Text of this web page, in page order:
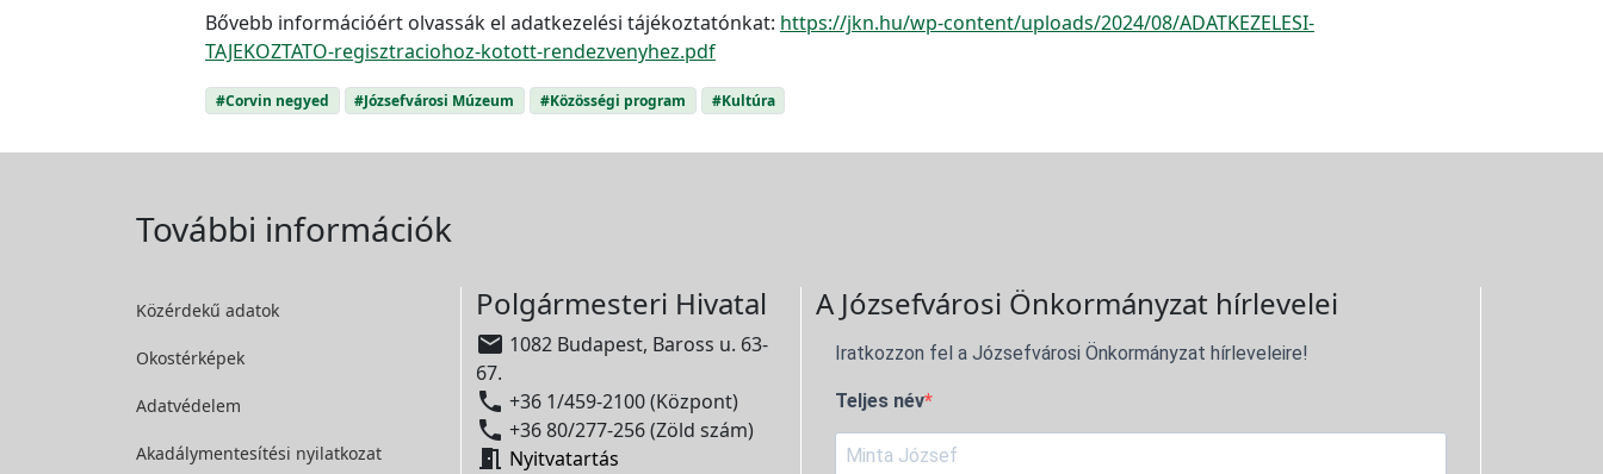
Bővebb információért olvassák el adatkezelési tájékoztatónkat: https://jkn.hu/wp-content/uploads/2024/08/ADATKEZELESI-
TAJEKOZTATO-regisztraciohoz-kotott-rendezvenyhez.pdf
#Corvin negyed #Józsefvárosi Múzeum #Közösségi program #Kultúra
További információk
Közérdekű adatok
Okostérképek
Adatvédelem
Akadálymentesítési nyilatkozat
Polgármesteri Hivatal
 1082 Budapest, Baross u. 63-
67.
 +36 1/459-2100 (Központ)
 +36 80/277-256 (Zöld szám)
 Nyitvatartás
A Józsefvárosi Önkormányzat hírlevelei
Iratkozzon fel a Józsefvárosi Önkormányzat hírleveleire!
Teljes név